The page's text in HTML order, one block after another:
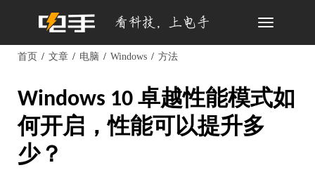
Toggle
首页 文章 电脑 Windows 方法
Windows 10 卓越性能模式如
何开启，性能可以提升多
少？